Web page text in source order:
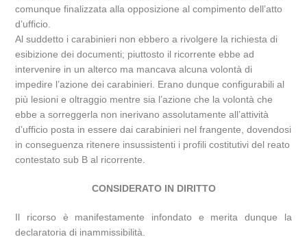
comunque finalizzata alla opposizione al compimento dell’atto
d’ufficio.
Al suddetto i carabinieri non ebbero a rivolgere la richiesta di
esibizione dei documenti; piuttosto il ricorrente ebbe ad
intervenire in un alterco ma mancava alcuna volontà di
impedire l’azione dei carabinieri. Erano dunque configurabili al
più lesioni e oltraggio mentre sia l’azione che la volontà che
ebbe a sorreggerla non inerivano assolutamente all’attività
d’ufficio posta in essere dai carabinieri nel frangente, dovendosi
in conseguenza ritenere insussistenti i profili costitutivi del reato
contestato sub B al ricorrente.
CONSIDERATO IN DIRITTO
Il ricorso è manifestamente infondato e merita dunque la
declaratoria di inammissibilità.